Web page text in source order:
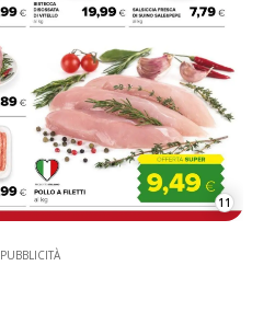
11
PUBBLICITÀ